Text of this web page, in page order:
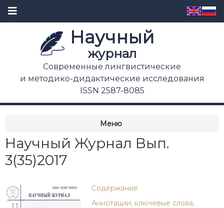
Научный
журнал
Современные лингвистические
и методико-дидактические исследования
ISSN 2587-8085
Меню
Научный Журнал Вып.
3(35)2017
Содержание
Аннотации, ключевые слова,